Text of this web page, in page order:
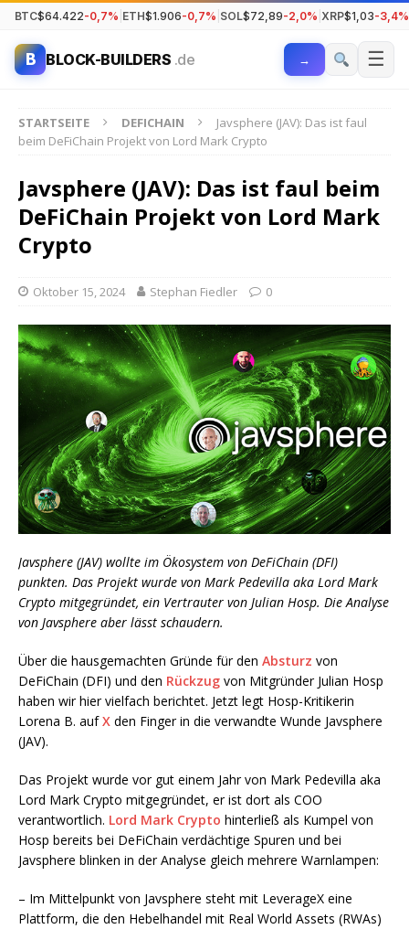
BTC$64.422-0,7% ETH$1.906-0,7% SOL$72,89-2,0% XRP$1,03-3,4%
B BLOCK-BUILDERS .de → ☰
STARTSEITE DEFICHAIN
Javsphere (JAV): Das ist faul
beim DeFiChain Projekt von Lord Mark Crypto
Javsphere (JAV): Das ist faul beim
DeFiChain Projekt von Lord Mark
Crypto
Oktober 15, 2024 Stephan Fiedler 0
Javsphere (JAV) wollte im Ökosystem von DeFiChain (DFI)
punkten. Das Projekt wurde von Mark Pedevilla aka Lord Mark
Crypto mitgegründet, ein Vertrauter von Julian Hosp. Die Analyse
von Javsphere aber lässt schaudern.
Über die hausgemachten Gründe für den Absturz von
DeFiChain (DFI) und den Rückzug von Mitgründer Julian Hosp
haben wir hier vielfach berichtet. Jetzt legt Hosp-Kritikerin
Lorena B. aufX den Finger in die verwandte Wunde Javsphere
(JAV).
Das Projekt wurde vor gut einem Jahr von Mark Pedevilla aka
Lord Mark Crypto mitgegründet, er ist dort als COO
verantwortlich. Lord Mark Crypto hinterließ als Kumpel von
Hosp bereits bei DeFiChain verdächtige Spuren und bei
Javsphere blinken in der Analyse gleich mehrere Warnlampen:
– Im Mittelpunkt von Javsphere steht mit LeverageX eine
Plattform, die den Hebelhandel mit Real World Assets (RWAs)